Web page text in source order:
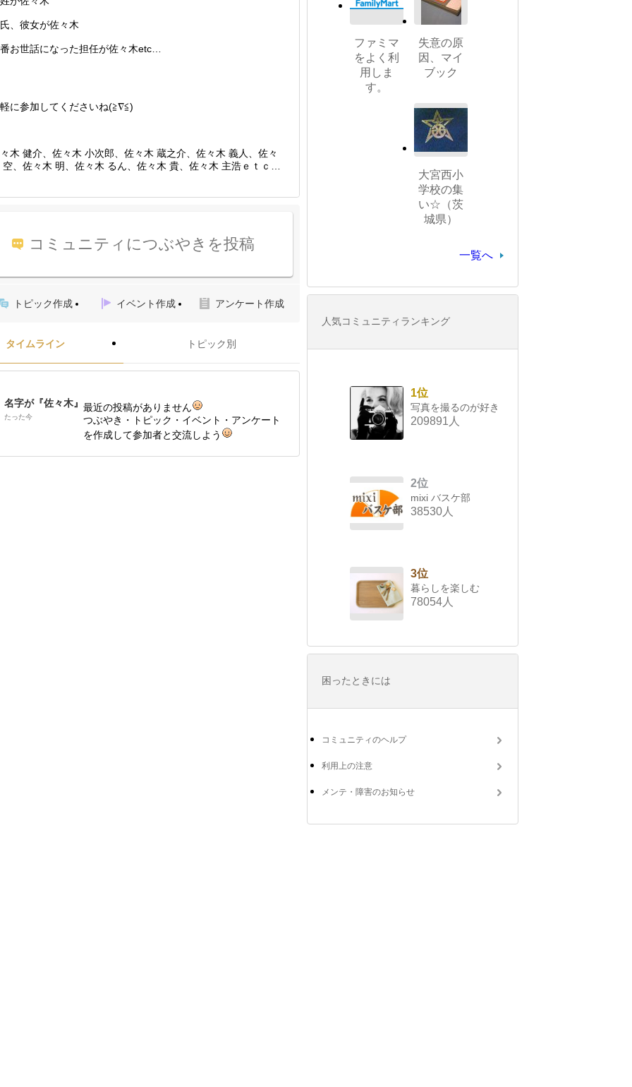
、彼女が佐々木
お世話になった担任が佐々木etc…
に参加してくださいね(≧∇≦)
木 健介、佐々木 小次郎、佐々木 蔵之介、佐々木 義人、佐々
空、佐々木 明、佐々木 るん、佐々木 貴、佐々木 主浩ｅｔｃ…
コミュニティにつぶやきを投稿
トピック作成 イベント作成 アンケート作成
タイムライン トピック別
名字が『佐々木』
たった今
最近の投稿がありません
つぶやき・トピック・イベント・アンケート
を作成して参加者と交流しよう
ファミマ
をよく利
用しま
す。
失意の原
因、マイ
ブック
大宮西小
学校の集
い☆（茨
城県）
一覧へ
人気コミュニティランキング
1位
写真を撮るのが好き
209891人
2位
mixi バスケ部
38530人
3位
暮らしを楽しむ
78054人
困ったときには
コミュニティのヘルプ
利用上の注意
メンテ・障害のお知らせ